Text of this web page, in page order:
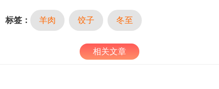
在北方地区，每到冬至节气时，一家人围坐在一起
包饺子，谈笑风生，其乐融融。人们将对未来生活
的美好祝愿包进了饺子里，要是谁吃到了里面的硬
币，那就代表幸运星。家人包的饺子一口吃下去都
标签： 羊肉 饺子 冬至
相关文章